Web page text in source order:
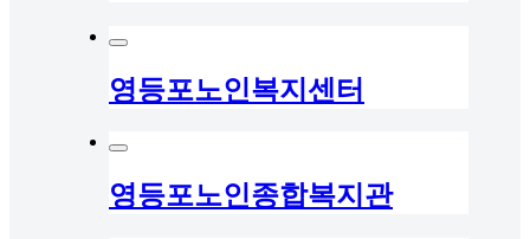
영등포노인복지센터
영등포노인종합복지관